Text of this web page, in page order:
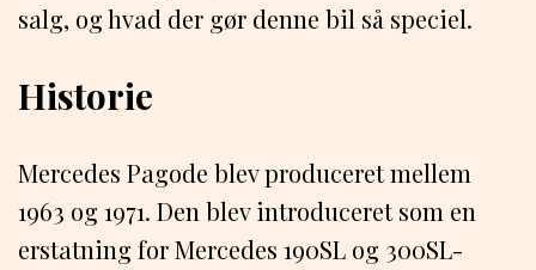
salg, og hvad der gør denne bil så speciel.
Historie
Mercedes Pagode blev produceret mellem
1963 og 1971. Den blev introduceret som en
erstatning for Mercedes 190SL og 300SL-